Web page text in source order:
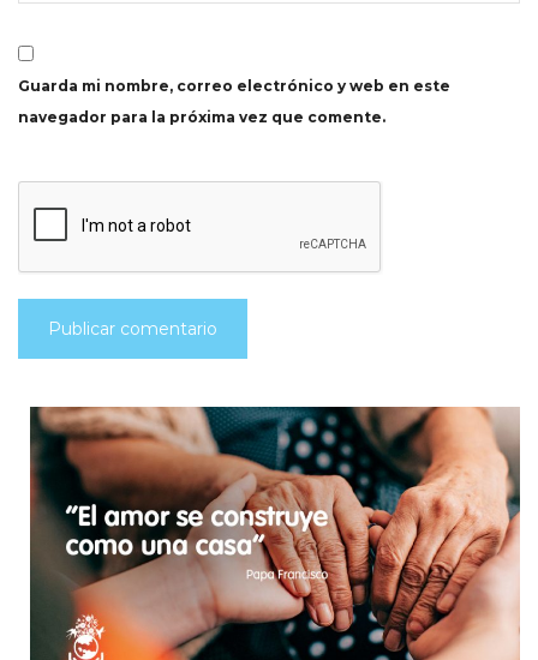
Guarda mi nombre, correo electrónico y web en este
navegador para la próxima vez que comente.